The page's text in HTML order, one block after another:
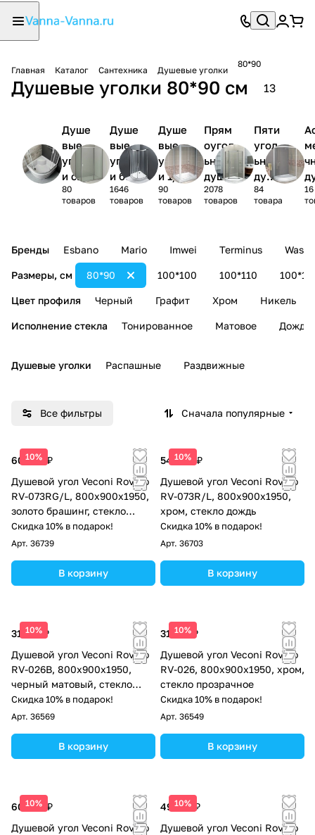
Главная Каталог Сантехника Душевые уголки
80*90
Душевые уголки 80*90 см 13
Душе
вые
уголк
и с
поддо
ном
80
товаров
Душе
вые
уголк
и без
поддо
на
1646
товаров
Душе
вые
уголк
и 1/4
круга
90
товаров
Прям
оугол
ьные
душев
ые
уголк
2078
товаров
Пяти
угол
ьные
душе
вые
угол
84
товара
16
Бренды Esbano Mario Imwei Terminus
Размеры, см 100*100 100*110
80*90
Цвет профиля Черный Графит Хром Никель
Исполнение стекла Тонированное Матовое Дождь
Душевые уголки Распашные Раздвижные
Все фильтры Сначала популярные
10%
60 497 ₽
Душевой угол Veconi Rovigo
RV-073RG/L, 800х900х1950,
золото брашинг, стекло
дождь
Скидка 10% в подарок!
Арт. 36739
В корзину
10%
54 049 ₽
Душевой угол Veconi Rovigo
RV-073R/L, 800х900х1950,
хром, стекло дождь
Скидка 10% в подарок!
Арт. 36703
В корзину
10%
31 372 ₽
Душевой угол Veconi Rovigo
RV-026B, 800х900х1950,
черный матовый, стекло
прозрачное
Скидка 10% в подарок!
Арт. 36569
В корзину
10%
31 372 ₽
Душевой угол Veconi Rovigo
RV-026, 800х900х1950, хром,
стекло прозрачное
Скидка 10% в подарок!
Арт. 36549
В корзину
10%
60 497 ₽
Душевой угол Veconi Rovigo
10%
49 212 ₽
Душевой угол Veconi Rovigo